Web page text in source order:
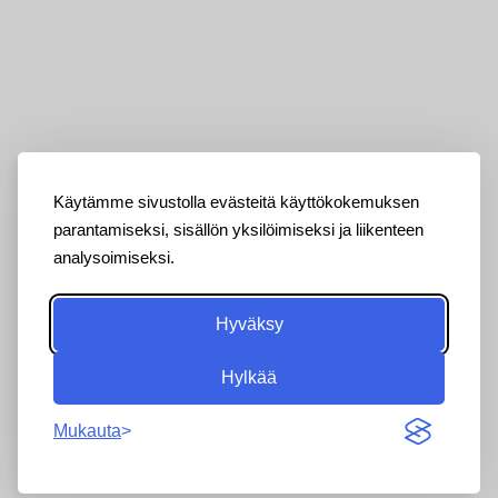
Käytämme sivustolla evästeitä käyttökokemuksen
parantamiseksi, sisällön yksilöimiseksi ja liikenteen
analysoimiseksi.
Hyväksy
Hylkää
Mukauta